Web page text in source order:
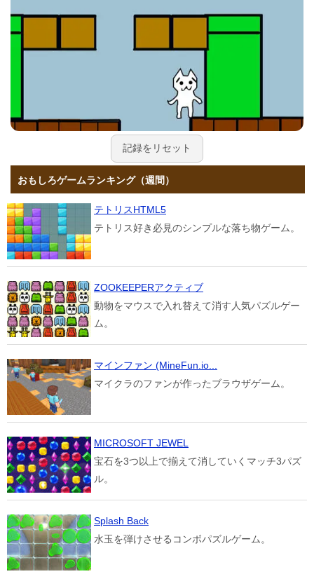
記録をリセット
おもしろゲームランキング（週間）
テトリスHTML5
テトリス好き必見のシンプルな落ち物ゲーム。
ZOOKEEPERアクティブ
動物をマウスで入れ替えて消す人気パズルゲー
ム。
マインファン (MineFun.io...
マイクラのファンが作ったブラウザゲーム。
MICROSOFT JEWEL
宝石を3つ以上で揃えて消していくマッチ3パズ
ル。
Splash Back
水玉を弾けさせるコンボパズルゲーム。